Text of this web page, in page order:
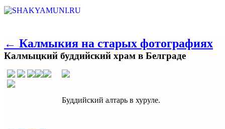
← Калмыкия на старых фотографиях
Калмыцкий буддийский храм в Белграде
Буддийский алтарь в хуруле.